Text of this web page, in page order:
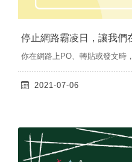
停止網路霸凌日，讓我們
你在網路上PO、轉貼或發文時
2021-07-06